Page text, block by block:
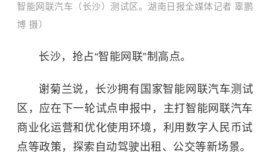
智能网联汽车（长沙）测试区。湖南日报全媒体记者 辜鹏
博 摄）
长沙，抢占“智能网联”制高点。
谢菊兰说，长沙拥有国家智能网联汽车测试
区，应在下一轮试点申报中，主打智能网联汽车
商业化运营和优化使用环境，利用数字人民币试
点等政策，探索自动驾驶出租、公交等新场景。